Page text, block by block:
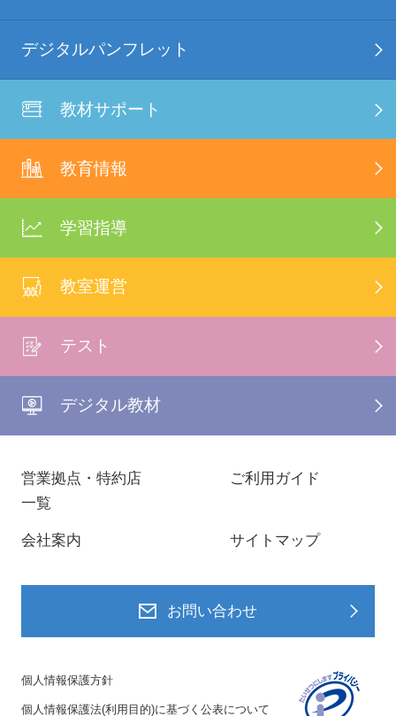
デジタルパンフレット
教材サポート
教育情報
学習指導
教室運営
テスト
デジタル教材
営業拠点・特約店
一覧
ご利用ガイド
会社案内 サイトマップ
お問い合わせ
個人情報保護方針
個人情報保護法(利用目的)に基づく公表について